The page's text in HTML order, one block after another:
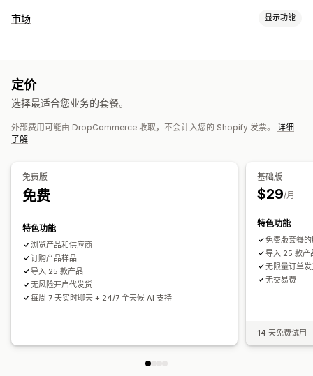
可销售的产品
采购地点
市场 显示功能
订单管理
定价
选择最适合您业务的套餐。
外部费用可能由 DropCommerce 收取，不会计入您的 Shopify 发票。 详细
了解
免费版
免费
特色功能
浏览产品和供应商
订购产品样品
导入 25 款产品
无风险开启代发货
每周 7 天实时聊天 + 24/7 全天候 AI 支持
基础版
$29/月
特色功能
免费版套餐
导入 25 款产
无限量订单
无交易费
14 天免费试用